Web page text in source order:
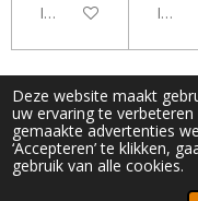
Deze website maakt
uw ervaring te
gemaakte advertenties
‘Accepteren’ te klikken,
gebruik van alle cookies.
In winkelwagen In
KVK: 82883033
BTWnummer: